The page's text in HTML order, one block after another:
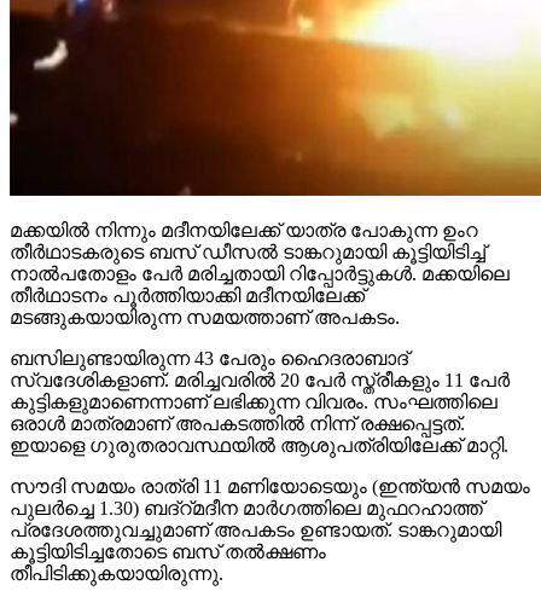
മക്കയില്‍ നിന്നും മദീനയിലേക്ക് യാത്ര പോകുന്ന ഉംറ
തീര്‍ഥാടകരുടെ ബസ് ഡീസല്‍ ടാങ്കറുമായി കൂട്ടിയിടിച്ച്
നാല്‍പതോളം പേര്‍ മരിച്ചതായി റിപ്പോര്‍ട്ടുകള്‍. മക്കയിലെ
തീര്‍ഥാടനം പൂര്‍ത്തിയാക്കി മദീനയിലേക്ക്
മടങ്ങുകയായിരുന്ന സമയത്താണ് അപകടം.
ബസിലുണ്ടായിരുന്ന 43 പേരും ഹൈദരാബാദ്
സ്വദേശികളാണ്. മരിച്ചവരില്‍ 20 പേര്‍ സ്ത്രീകളും 11 പേര്‍
കുട്ടികളുമാണെന്നാണ് ലഭിക്കുന്ന വിവരം. സംഘത്തിലെ
ഒരാള്‍ മാത്രമാണ് അപകടത്തില്‍ നിന്ന് രക്ഷപ്പെട്ടത്.
ഇയാളെ ഗുരുതരാവസ്ഥയില്‍ ആശുപത്രിയിലേക്ക് മാറ്റി.
സൗദി സമയം രാത്രി 11 മണിയോടെയും (ഇന്ത്യന്‍ സമയം
പുലര്‍ച്ചെ 1.30) ബദ്‌റ്മദീന മാര്‍ഗത്തിലെ മുഫറഹാത്ത്
പ്രദേശത്തുവച്ചുമാണ് അപകടം ഉണ്ടായത്. ടാങ്കറുമായി
കൂട്ടിയിടിച്ചതോടെ ബസ് തല്‍ക്ഷണം
തീപിടിക്കുകയായിരുന്നു.